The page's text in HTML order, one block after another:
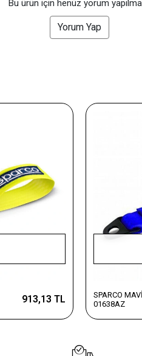
Bu ürün için henüz yorum
Yorum Yap
913,13 TL
SPARCO
01638AZ